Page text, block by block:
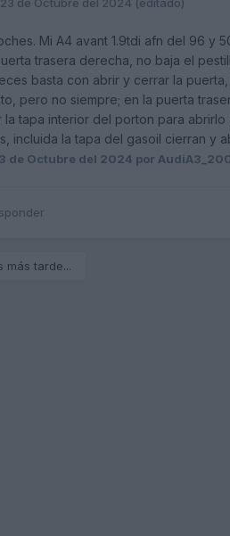
Mi A4 avant 1.9tdi afn del 96 y
trasera derecha, no baja el
basta con abrir y cerrar la
pero no siempre; en la puerta
la tapa interior del porton para
incluida la tapa del gasoil cierran y
de Octubre del 2024 por
más tarde...